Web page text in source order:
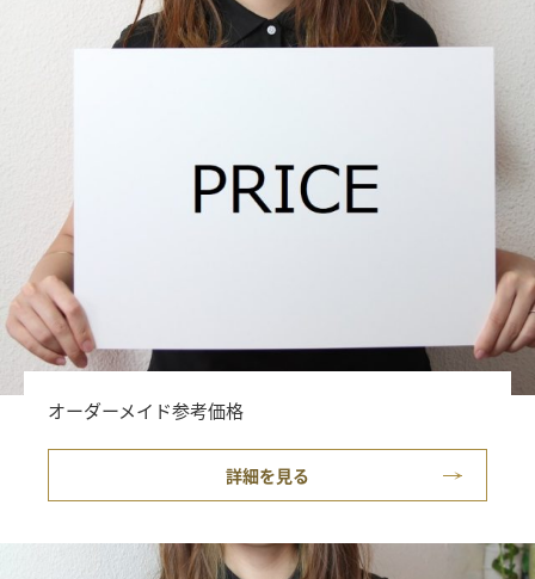
オーダーメイド参考価格
詳細を見る